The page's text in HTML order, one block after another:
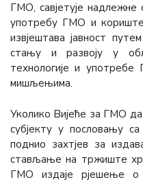
ГМО, савјетује
употребу ГМО и
извјештава јавност
стању и развоју у
технологије и
мишљењима.
Уколико Вијеће за ГМО
субјекту у пословању
поднио захтјев за
стављање на тржиште
ГМО издаје рјешење